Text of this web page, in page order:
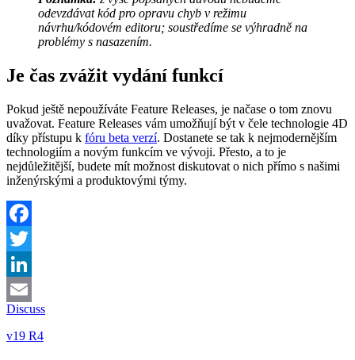
odevzdávat kód pro opravu chyb v režimu
návrhu/kódovém editoru; soustředíme se výhradně na
problémy s nasazením.
Je čas zvážit vydání funkcí
Pokud ještě nepoužíváte Feature Releases, je načase o tom znovu
uvažovat. Feature Releases vám umožňují být v čele technologie 4D
díky přístupu k fóru beta verzí. Dostanete se tak k nejmodernějším
technologiím a novým funkcím ve vývoji. Přesto, a to je
nejdůležitější, budete mít možnost diskutovat o nich přímo s našimi
inženýrskými a produktovými týmy.
Facebook
Twitter
LinkedIn
Email
Discuss
v19 R4